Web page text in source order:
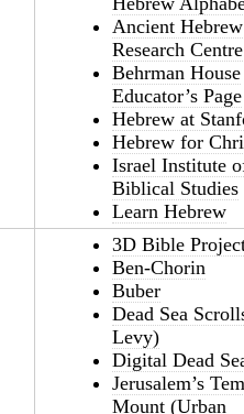
Ancient Hebrew
Research Centre
Behrman House
Educator’s Page
Hebrew at
Hebrew for
Israel Institute
Biblical Studies
Learn Hebrew
3D Bible
Ben-Chorin
Buber
Dead Sea
Levy)
Digital Dead
Jerusalem’s
Mount (Urban